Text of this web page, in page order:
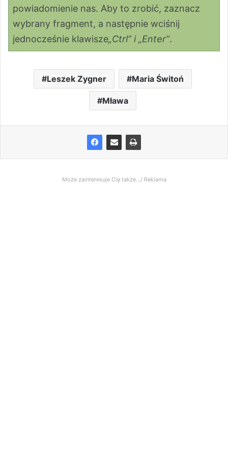
powiadomienie nas. Aby to zrobić, zaznacz
wybrany fragment, a następnie wciśnij
jednocześnie klawisze„Ctrl” i „Enter”.
Leszek Zygner Maria Świtoń
Mława
Może zainteresuje Cię także.../ Reklama